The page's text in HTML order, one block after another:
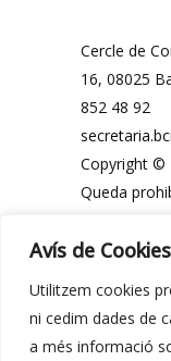
Avís de Cookies
Utilitzem cookies
ni cedim dades de
a més informació
Cercle de
16, 08025
852 48 92
Copyright ©
Queda
parcial, dels
Cercle de